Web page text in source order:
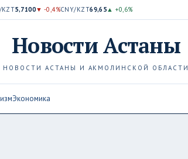
KZT5,7100▼ -0,4%CNY/KZT69,65▲ +0,6%
НовостиАстаны
НОВОСТИ АСТАНЫ И АКМОЛИНСКОЙ ОБЛАСТИ
Экономика